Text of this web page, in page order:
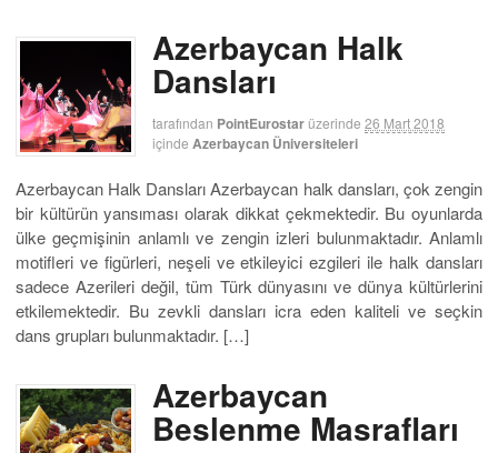
Azerbaycan Halk
Dansları
tarafından PointEurostarüzerinde 26 Mart 2018
içinde Azerbaycan Üniversiteleri
Azerbaycan Halk Dansları Azerbaycan halk dansları, çok zengin
bir kültürün yansıması olarak dikkat çekmektedir. Bu oyunlarda
ülke geçmişinin anlamlı ve zengin izleri bulunmaktadır. Anlamlı
motifleri ve figürleri, neşeli ve etkileyici ezgileri ile halk dansları
sadece Azerileri değil, tüm Türk dünyasını ve dünya kültürlerini
etkilemektedir. Bu zevkli dansları icra eden kaliteli ve seçkin
dans grupları bulunmaktadır. […]
Azerbaycan
Beslenme Masrafları